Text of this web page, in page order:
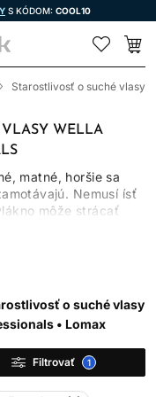
S KÓDOM: COOL10
Starostlivosť o suché vlasy
VLASY WELLA
matné, horšie sa
Nemusí ísť
môže strácať
množstva kožného
masky, séra,
používať všetko
zodpovedá hrúbke
a tomu, či sú vlasy
o suché vlasy
• Lomax
Filtrovať 1